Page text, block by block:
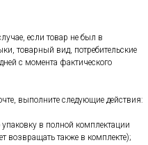
если товар не был в
товарный вид, потребительские
с момента фактического
выполните следующие действия:
в полной комплектации
возвращать также в комплекте);